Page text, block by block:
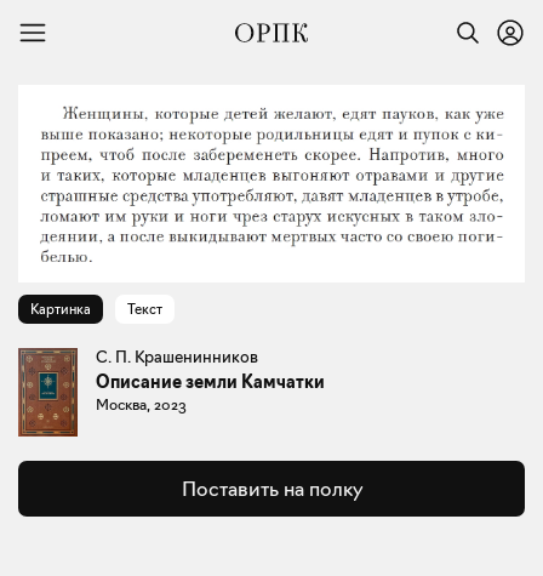
Картинка Текст
С. П. Крашенинников
Описание земли Камчатки
Москва, 2023
Поставить на полку